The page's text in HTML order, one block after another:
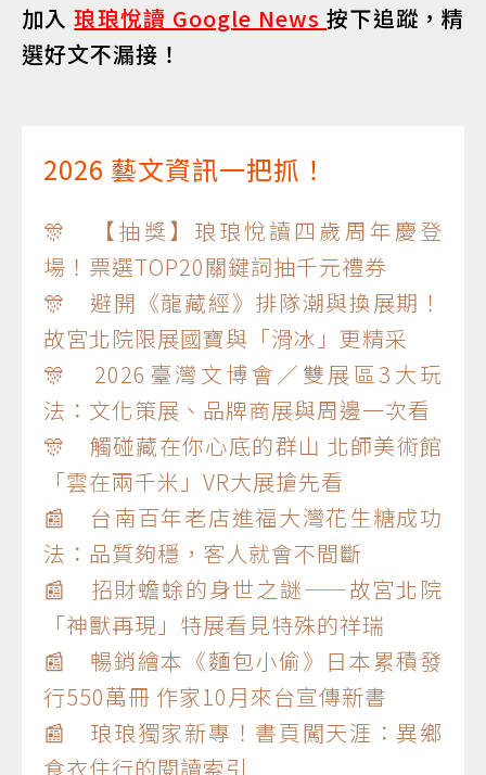
加入琅琅悅讀 Google News按下追蹤，精
選好文不漏接！
2026 藝文資訊一把抓！
🎊 【抽獎】琅琅悅讀四歲周年慶登
場！票選TOP20關鍵詞抽千元禮券
🎊 避開《龍藏經》排隊潮與換展期！
故宮北院限展國寶與「滑冰」更精采
🎊 2026臺灣文博會／雙展區3大玩
法：文化策展、品牌商展與周邊一次看
🎊 觸碰藏在你心底的群山 北師美術館
「雲在兩千米」VR大展搶先看
📰 台南百年老店進福大灣花生糖成功
法：品質夠穩，客人就會不間斷
📰 招財蟾蜍的身世之謎——故宮北院
「神獸再現」特展看見特殊的祥瑞
📰 暢銷繪本《麵包小偷》日本累積發
行550萬冊 作家10月來台宣傳新書
📰 琅琅獨家新專！書頁闖天涯：異鄉
食衣住行的閱讀索引